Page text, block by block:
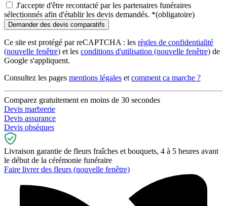
J'accepte d'être recontacté par les partenaires funéraires
sélectionnés afin d'établir les devis demandés. *(obligatoire)
Ce site est protégé par reCAPTCHA : les règles de confidentialité
(nouvelle fenêtre) et les conditions d'utilisation (nouvelle fenêtre) de
Google s'appliquent.
Consultez les pages mentions légales et comment ça marche ?
Comparez gratuitement en moins de 30 secondes
Devis marbrerie
Devis assurance
Devis obsèques
Livraison garantie de fleurs fraîches et bouquets, 4 à 5 heures avant
le début de la cérémonie funéraire
Faire livrer des fleurs (nouvelle fenêtre)